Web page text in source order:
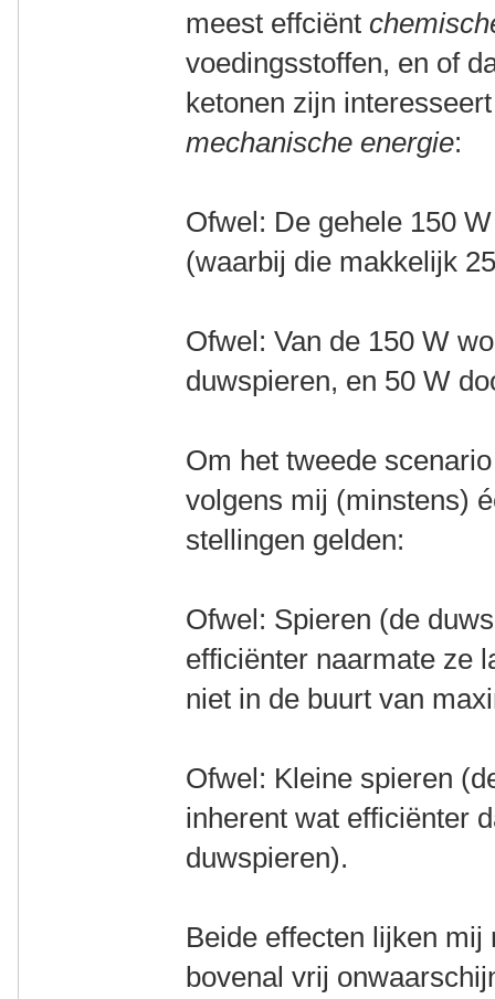
meest effciënt
voedingsstoffen, en of
ketonen zijn
mechanische energie:
Ofwel: De gehele 150
(waarbij die makkelijk
Ofwel: Van de 150 W
duwspieren, en 50 W
Om het tweede
volgens mij (minstens)
stellingen gelden:
Ofwel: Spieren (de
efficiënter naarmate ze
niet in de buurt van
Ofwel: Kleine spieren
inherent wat efficiënter
duwspieren).
Beide effecten lijken
bovenal vrij